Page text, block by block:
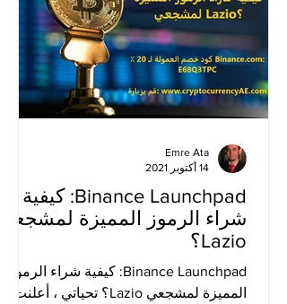
Binance Launchpad: كيفية
شراء الرموز المميزة لمشجعي
Lazio؟
Binance Launchpad: كيفية شراء الرموز
المميزة لمشجعي Lazio؟ تحياتي ، أعلنت
Emre Ata
14 أكتوبر 2021